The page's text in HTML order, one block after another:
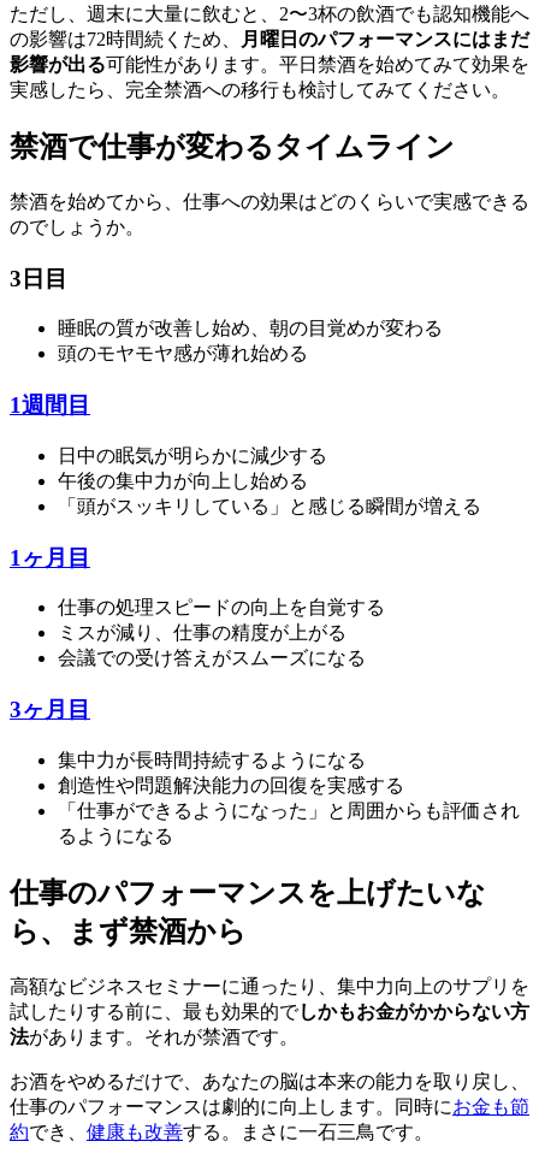
ただし、週末に大量に飲むと、2〜3杯の飲酒でも認知機能へ
の影響は72時間続くため、
月曜日のパフォーマンスにはまだ
影響が出る可能性があります。平日禁酒を始めてみて効果を
実感したら、完全禁酒への移行も検討してみてください。
禁酒で仕事が変わるタイムライン
禁酒を始めてから、仕事への効果はどのくらいで実感できる
のでしょうか。
3日目
睡眠の質が改善し始め、朝の目覚めが変わる
頭のモヤモヤ感が薄れ始める
1週間目
日中の眠気が明らかに減少する
午後の集中力が向上し始める
「頭がスッキリしている」と感じる瞬間が増える
1ヶ月目
仕事の処理スピードの向上を自覚する
ミスが減り、仕事の精度が上がる
会議での受け答えがスムーズになる
3ヶ月目
集中力が長時間持続するようになる
創造性や問題解決能力の回復を実感する
「仕事ができるようになった」と周囲からも評価され
るようになる
仕事のパフォーマンスを上げたいな
ら、まず禁酒から
高額なビジネスセミナーに通ったり、集中力向上のサプリを
試したりする前に、最も効果的でしかもお金がかからない方
法があります。それが禁酒です。
お酒をやめるだけで、あなたの脳は本来の能力を取り戻し、
仕事のパフォーマンスは劇的に向上します。同時にお金も節
約でき、 健康も改善する。まさに一石三鳥です。